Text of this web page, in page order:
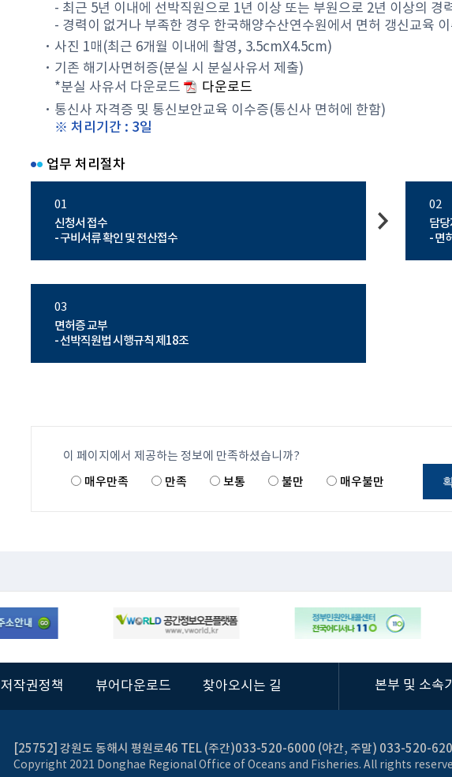
- 최근 5년 이내에 선박직원으로 1년 이상 또는 부원으로 2년 이상의 경
- 경력이 없거나 부족한 경우 한국해양수산연수원에서 면허 갱신교육
사진 1매(최근 6개월 이내에 촬영, 3.5cmX4.5cm)
기존 해기사면허증(분실 시 분실사유서 제출)
*분실 사유서 다운로드
다운로드
통신사 자격증 및 통신보안교육 이수증(통신사 면허에 한함)
※ 처리기간 : 3일
업무 처리절차
01
신청서 접수
- 구비서류 확인 및 전산접수
02
담당
- 면
03
면허증 교부
- 선박직원법 시행규칙 제18조
이 페이지에서 제공하는 정보에 만족하셨습니까?
매우만족
만족 보통 불만 매우불만
저작권정책 뷰어다운로드 찾아오시는 길 본부 및 소속
[25752] 강원도 동해시 평원로46 TEL (주간)033-520-6000 (야간, 주말) 033-520-
Copyright 2021 Donghae Regional Office of Oceans and Fisheries. All rights